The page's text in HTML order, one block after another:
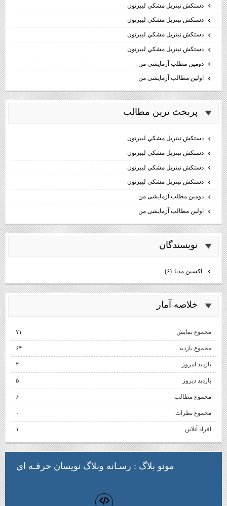
دستكش نيتريل مشكي ليبرتون
دستكش نيتريل مشكي ليبرتون
دستكش نيتريل مشكي ليبرتون
دستكش نيتريل مشكي ليبرتون
دومین مطلب آزمایشی من
اولین مطالب آزمایشی من
پربحث ترين مطالب
دستكش نيتريل مشكي ليبرتون
دستكش نيتريل مشكي ليبرتون
دستكش نيتريل مشكي ليبرتون
دستكش نيتريل مشكي ليبرتون
دومین مطلب آزمایشی من
اولین مطالب آزمایشی من
نويسندگان
اكسين مديا (۶)
خلاصه آمار
مجموع نمایش‌ ۷۱
مجموع بازدید ۶۴
بازدید امروز ۲
بازدید دیروز ۵
مجموع مطالب ۶
مجموع نظرات ۰
افراد آنلاین ۱
مونو بلاگ : رسـانه وبلاگ نويسان حرفـه اي